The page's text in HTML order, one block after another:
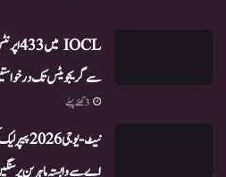
سے گریجویٹس تک
3 گھنٹے پہلے
نیٹ-یو
اے سے وابستہ ماہرین پر